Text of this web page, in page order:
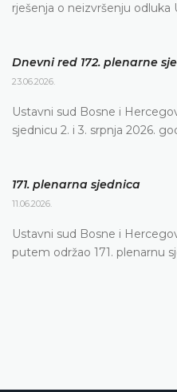
rješenja o neizvršenju odluka
Dnevni red 172. plenarne
23.06.2026.
Ustavni sud Bosne i
sjednicu 2. i 3. srpnja 2026.
171. plenarna sjednica
11.06.2026.
Ustavni sud Bosne i
putem održao 171. plenarnu